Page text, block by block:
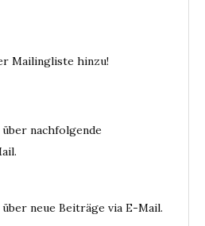
Mailingliste hinzu!
nachfolgende
neue Beiträge via E-Mail.